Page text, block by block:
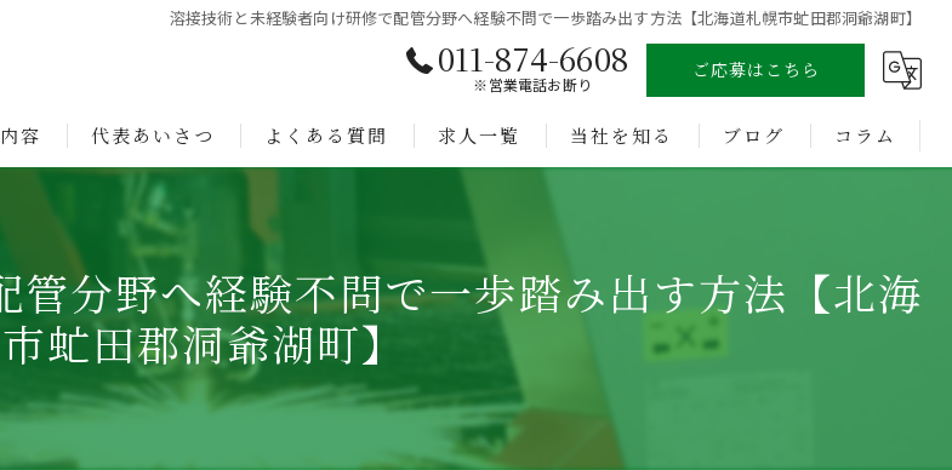
溶接技術と未経験者向け研修で配管分野へ経験不問で一歩踏み出す方法【北海道札幌市虻田郡洞爺湖町】
011-874-6608
※営業電話お断り
ご応募はこちら
容 代表あいさつ よくある質問 求人一覧 当社を知る
未経験
ブログ コラム
分野へ経験不問で一歩踏み出す方法【北海
虻田郡洞爺湖町】